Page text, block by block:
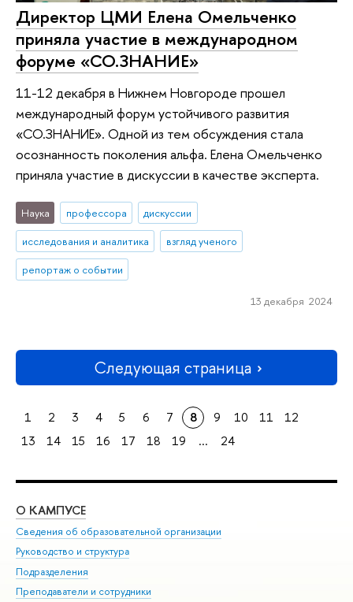
Директор ЦМИ Елена Омельченко
приняла участие в международном
форуме «СО.ЗНАНИЕ»
11-12 декабря в Нижнем Новгороде прошел
международный форум устойчивого развития
«СО.ЗНАНИЕ». Одной из тем обсуждения стала
осознанность поколения альфа. Елена Омельченко
приняла участие в дискуссии в качестве эксперта.
Наука профессора
дискуссии
исследования и аналитика
взгляд ученого
репортаж о событии
13 декабря 2024
Следующая страница
1 2 3 4 5 6 7 8 9 10 11
12
13
14 15 16 17 18 19 ... 24
О КАМПУСЕ
Сведения об образовательной организации
Руководство и структура
Подразделения
Преподаватели и сотрудники